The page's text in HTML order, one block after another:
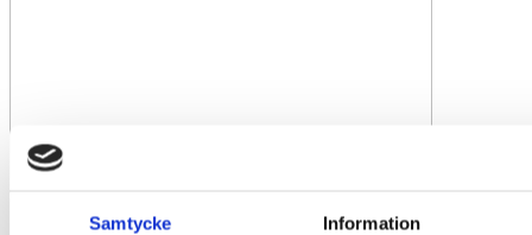
Samtycke Information